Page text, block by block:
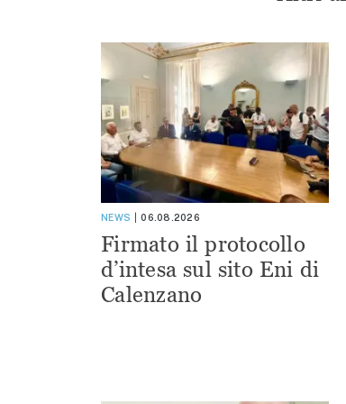
NEWS 06.08.2026
Firmato il protocollo
d’intesa sul sito Eni di
Calenzano